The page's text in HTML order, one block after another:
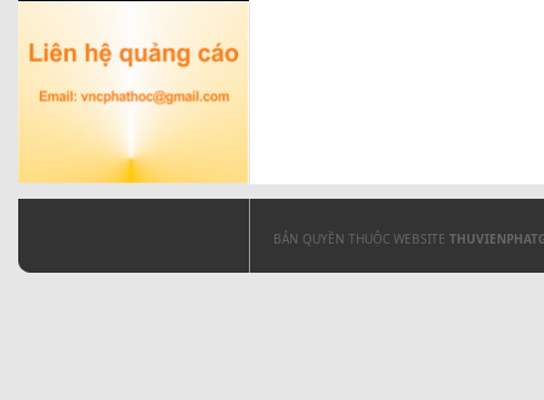
BẢN QUYỀN THUỘC WEBSITE